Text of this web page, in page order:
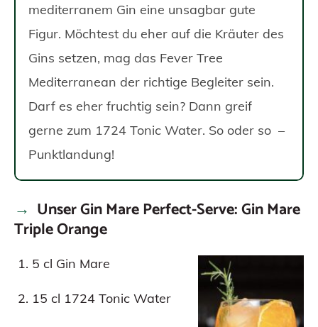
mediterranem Gin eine unsagbar gute
Figur. Möchtest du eher auf die Kräuter des
Gins setzen, mag das Fever Tree
Mediterranean der richtige Begleiter sein.
Darf es eher fruchtig sein? Dann greif
gerne zum 1724 Tonic Water. So oder so –
Punktlandung!
Unser Gin Mare Perfect-Serve: Gin Mare
Triple Orange
5 cl Gin Mare
15 cl 1724 Tonic Water